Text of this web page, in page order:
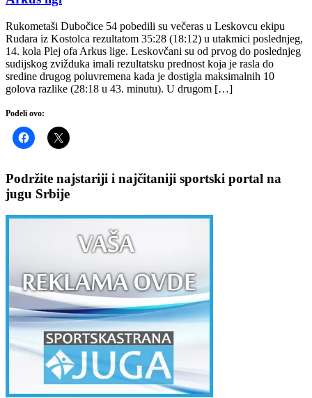
Rukometaši Dubočice 54 pobedili su večeras u Leskovcu ekipu
Rudara iz Kostolca rezultatom 35:28 (18:12) u utakmici poslednjeg,
14. kola Plej ofa Arkus lige. Leskovčani su od prvog do poslednjeg
sudijskog zvižduka imali rezultatsku prednost koja je rasla do
sredine drugog poluvremena kada je dostigla maksimalnih 10
golova razlike (28:18 u 43. minutu). U drugom […]
Podeli ovo:
Podržite najstariji i najčitaniji sportski portal na
jugu Srbije